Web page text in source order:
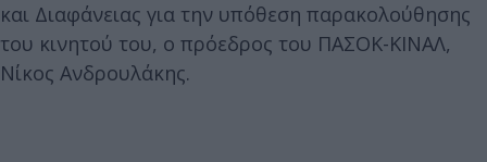
και Διαφάνειας για την υπόθεση παρακολούθησης
του κινητού του, ο πρόεδρος του ΠΑΣΟΚ-ΚΙΝΑΛ,
Νίκος Ανδρουλάκης.